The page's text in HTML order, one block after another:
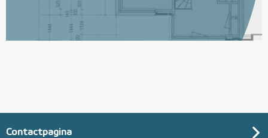
Contactpagina